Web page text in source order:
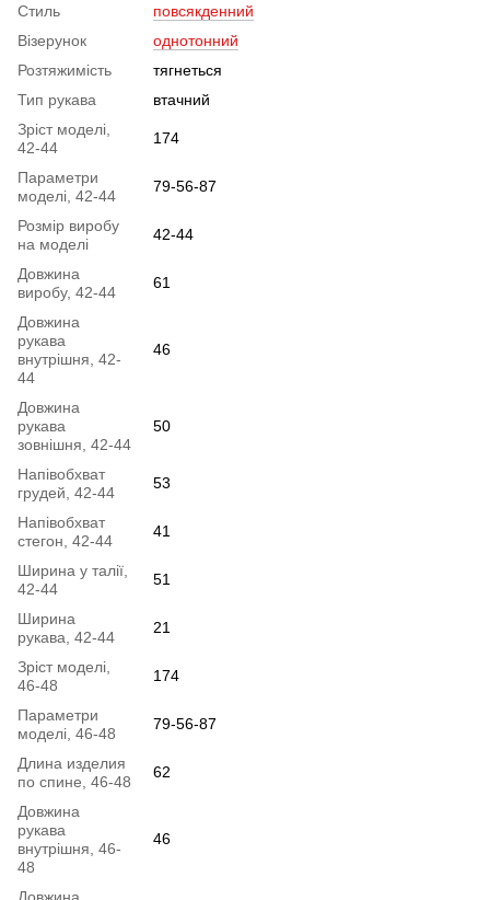
Стиль
повсякденний
Візерунок
однотонний
Розтяжимість
тягнеться
Тип рукава
втачний
Зріст моделі,
42-44
174
Параметри
моделі, 42-44
79-56-87
Розмір виробу
на моделі
42-44
Довжина
виробу, 42-44
61
Довжина
рукава
внутрішня, 42-
44
46
Довжина
рукава
зовнішня, 42-44
50
Напівобхват
грудей, 42-44
53
Напівобхват
стегон, 42-44
41
Ширина у талії,
42-44
51
Ширина
рукава, 42-44
21
Зріст моделі,
46-48
174
Параметри
моделі, 46-48
79-56-87
Длина изделия
по спине, 46-48
62
Довжина
рукава
внутрішня, 46-
48
46
Довжина